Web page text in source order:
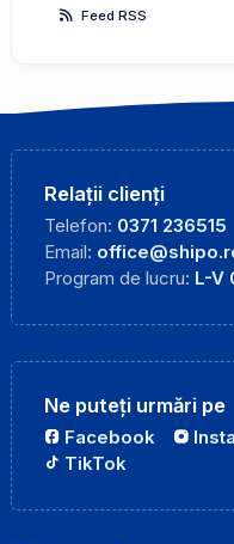
Feed RSS
Relații clienți
Telefon: 0371 236515
Email:
Program de lucru: L-V
Ne puteți urmări pe
Facebook
TikTok